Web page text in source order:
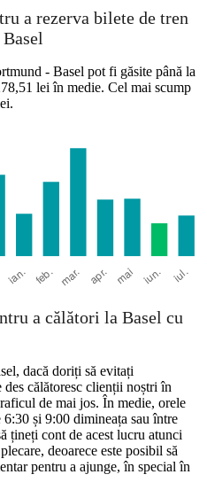
a rezerva bilete de tren
- Basel pot fi găsite până la
lei în medie. Cel mai scump
a călători la Basel cu
dacă doriți să evitați
călătoresc clienții noștri în
de mai jos. În medie, orele
și 9:00 dimineața sau între
țineți cont de acest lucru atunci
deoarece este posibil să
pentru a ajunge, în special în